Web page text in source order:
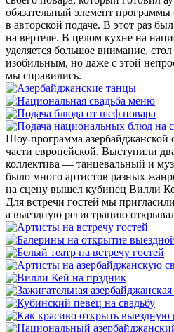
обязательный элемент
в авторской подаче. В этот раз
на вертеле. В целом кухне на
уделяется большое внимание,
изобильным, но даже с этой
мы справились.
Шоу-программа азербайджанской
части европейской. Выступили
коллектива — танцевальный и
было много артистов разных
на сцену вышел кубинец Вилли
Для встречи гостей мы
а выездную регистрацию